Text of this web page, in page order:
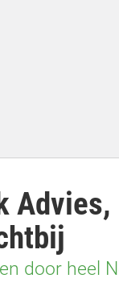
Advies,
door heel